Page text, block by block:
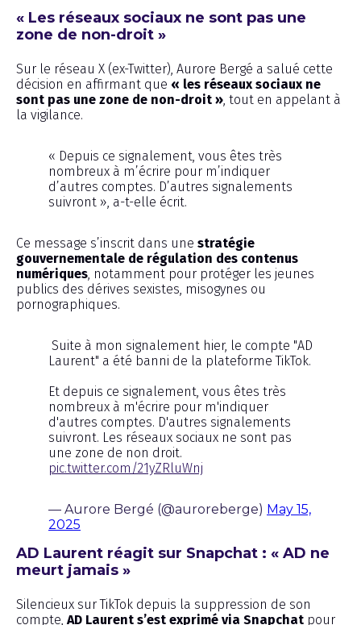
« Les réseaux sociaux ne sont pas une
zone de non-droit »
Sur le réseau X (ex-Twitter), Aurore Bergé a salué cette
décision en affirmant que « les réseaux sociaux ne
sont pas une zone de non-droit » , tout en appelant à
la vigilance.
« Depuis ce signalement, vous êtes très
nombreux à m’écrire pour m’indiquer
d’autres comptes. D’autres signalements
suivront », a-t-elle écrit.
Ce message s’inscrit dans une stratégie
gouvernementale de régulation des contenus
numériques , notamment pour protéger les jeunes
publics des dérives sexistes, misogynes ou
pornographiques.
Suite à mon signalement hier, le compte "AD
Laurent" a été banni de la plateforme TikTok.
Et depuis ce signalement, vous êtes très
nombreux à m'écrire pour m'indiquer
d'autres comptes. D'autres signalements
suivront. Les réseaux sociaux ne sont pas
une zone de non droit.
pic.twitter.com/21yZRluWnj
— Aurore Bergé (@auroreberge) May 15,
2025
AD Laurent réagit sur Snapchat : « AD ne
meurt jamais »
Silencieux sur TikTok depuis la suppression de son
compte, AD Laurent s’est exprimé via Snapchat pour